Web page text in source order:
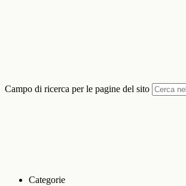
Campo di ricerca per le pagine del sito
Categorie